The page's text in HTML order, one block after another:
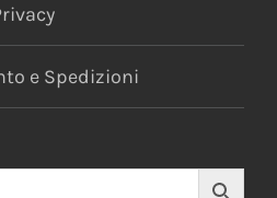
e Spedizioni